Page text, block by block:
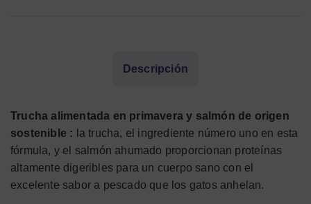
Descripción
Trucha alimentada en primavera y salmón de origen
sostenible : la trucha, el ingrediente número uno en esta
fórmula, y el salmón ahumado proporcionan proteínas
altamente digeribles para un cuerpo sano con el
excelente sabor a pescado que los gatos anhelan.